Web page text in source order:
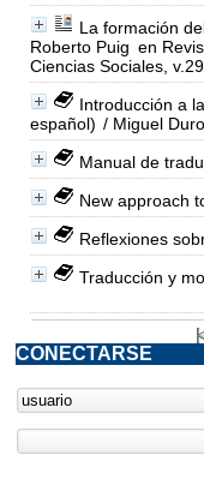
La formación
Roberto Puig en
Ciencias Sociales,
Introducción a
español) / Miguel
Manual de
New approach
Reflexiones
Traducción y
CONECTARSE